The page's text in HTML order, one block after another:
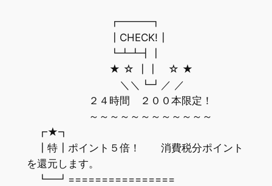
┏━━━┓
┃CHECK!┃
┗┻┻┫┃
★ ☆ ┃┃ ☆ ★
＼＼┗┛／ ／
２４時間 ２００本限定！
～～～～～～～～～～～～
┏★┓
┃特┃ポイント５倍！ 消費税分ポイント
を還元します。
┗━┛================